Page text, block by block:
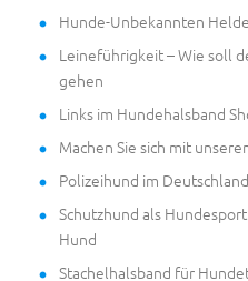
Hunde-Unbekannten
Leineführigkeit – Wie soll
gehen
Links im Hundehalsband
Machen Sie sich mit
Polizeihund im
Schutzhund als
Hund
Stachelhalsband für